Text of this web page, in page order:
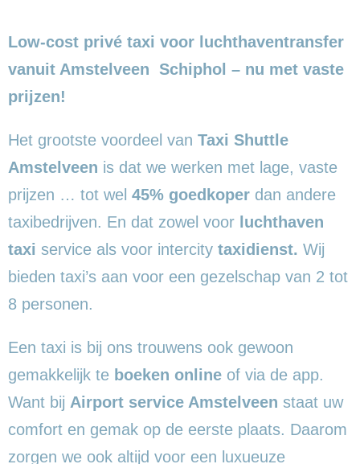
Low-cost privé taxi voor luchthaventransfer
vanuit Amstelveen Schiphol – nu met vaste
prijzen!
Het grootste voordeel van Taxi Shuttle
Amstelveen is dat we werken met lage, vaste
prijzen … tot wel 45% goedkoper dan andere
taxibedrijven. En dat zowel voor luchthaven
taxi service als voor intercity taxidienst. Wij
bieden taxi’s aan voor een gezelschap van 2 tot
8 personen.
Een taxi is bij ons trouwens ook gewoon
gemakkelijk te boeken online of via de app.
Want bij Airport service Amstelveen staat uw
comfort en gemak op de eerste plaats. Daarom
zorgen we ook altijd voor een luxueuze